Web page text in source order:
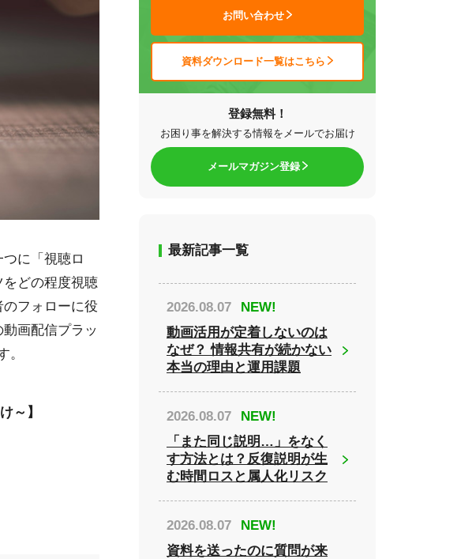
に「視聴ロ
どの程度視聴
フォローに役
画配信プラッ
。
～】
お問い合わせ
資料ダウンロード一覧はこちら
登録無料！
お困り事を解決する情報をメールでお届け
メールマガジン登録
最新記事一覧
2026.08.07
NEW!
動画活用が定着しないのは
なぜ？ 情報共有が続かない
本当の理由と運用課題
2026.08.07
NEW!
「また同じ説明…」をなく
す方法とは？反復説明が生
む時間ロスと属人化リスク
2026.08.07
NEW!
資料を送ったのに質問が来